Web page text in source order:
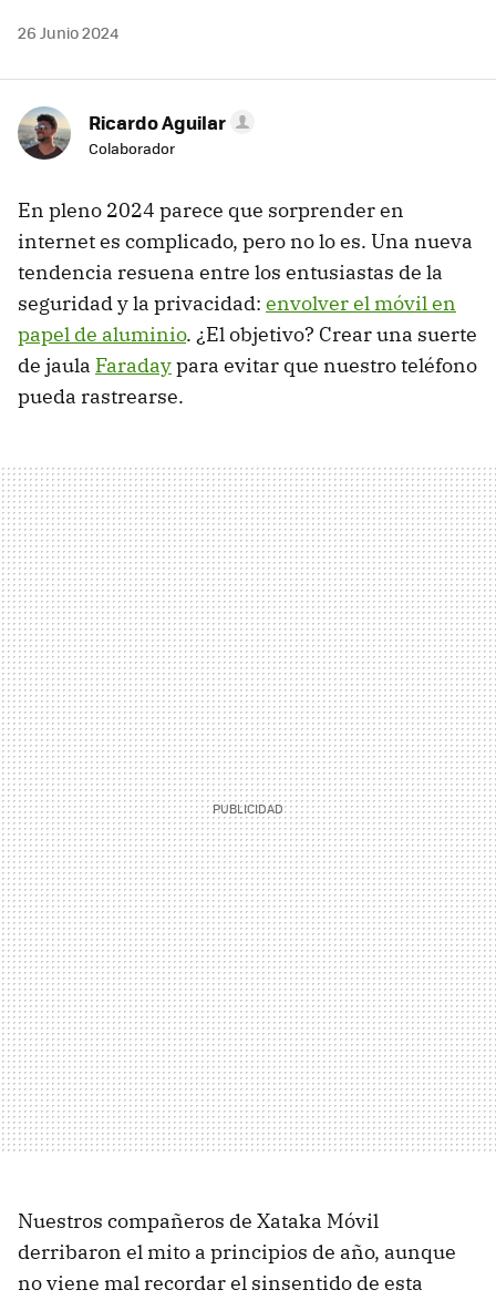
26 Junio 2024
Ricardo Aguilar
Colaborador
En pleno 2024 parece que sorprender en
internet es complicado, pero no lo es. Una nueva
tendencia resuena entre los entusiastas de la
seguridad y la privacidad: envolver el móvil en
papel de aluminio. ¿El objetivo? Crear una suerte
de jaula Faradaypara evitar que nuestro teléfono
pueda rastrearse.
Nuestros compañeros de Xataka Móvil
derribaron el mito a principios de año, aunque
no viene mal recordar el sinsentido de esta